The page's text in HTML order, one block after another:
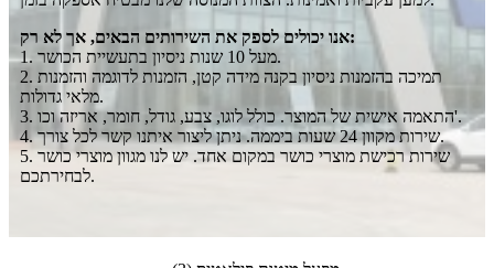
אנו יכולים לספק את השירותים הבאים, אך לא רק:
1. מעל 10 שנות ניסיון בתעשיית הכושר.
2. תמיכה בהזמנות ניסיון בקנה מידה קטן, הזמנות לדוגמה והזמנות
מלאי גדולות.
3. התאמה אישית של המוצר. כולל לוגו, צבע, גודל, חומר, אריזה וכו'.
4. שירות מקוון 24 שעות ביממה. ניתן ליצור איתנו קשר לכל צורך.
5. שירות רכישת מוצרי כושר במקום אחד. יש לנו מגוון מוצרי כושר
לבחירתכם.